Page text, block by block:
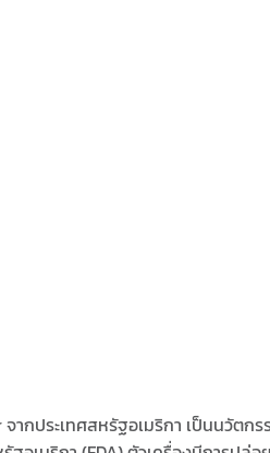
ากประเทศสหรัฐอเมริกา เป็นนวัตก